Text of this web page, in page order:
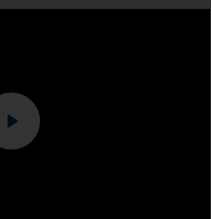
aan de reiniging
andere gebieden met
en gebruik hier een